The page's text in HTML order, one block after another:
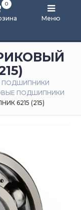
0
Меню
ПОДШИПНИКИ
ПОДШИПНИКИ
6215 (215)